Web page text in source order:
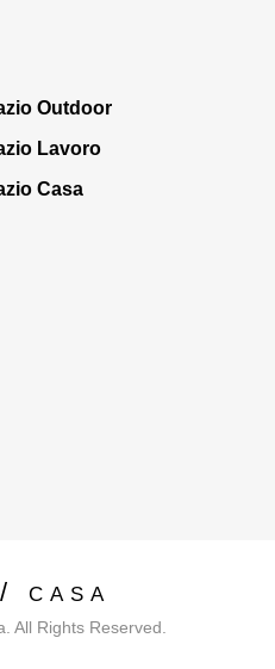
Outdoor
Lavoro
Casa
CASA
All Rights Reserved.